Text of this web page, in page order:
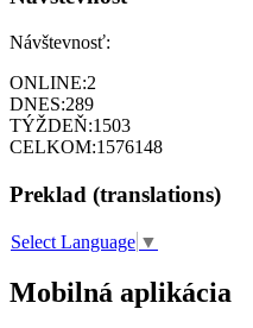
Návštevnosť:
ONLINE:2
DNES:289
TÝŽDEŇ:1503
CELKOM:1576148
Preklad (translations)
Select Language ▼
Mobilná aplikácia